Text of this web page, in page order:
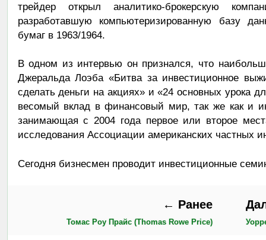
трейдер открыл аналитико-брокерскую
разработавшую компьютеризированную базу
бумаг в 1963/1964.
В одном из интервью он признался, что
Джеральда Лоэба «Битва за инвестиционное
сделать деньги на акциях» и «24 основных урока
весомый вклад в финансовый мир, так же как и
занимающая с 2004 года первое или второе
исследования Ассоциации американских частных
Сегодня бизнесмен проводит инвестиционные
← Ранее
Томас Роу Прайс (Thomas Rowe Price)